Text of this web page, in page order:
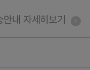
내 자세히보기